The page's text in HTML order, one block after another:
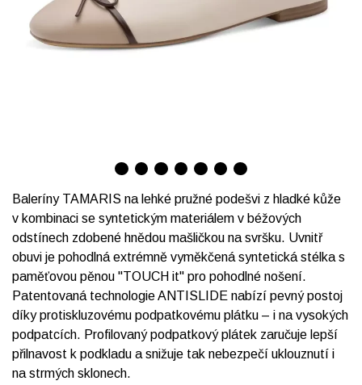
Baleríny TAMARIS na lehké pružné podešvi z hladké kůže
v kombinaci se syntetickým materiálem v béžových
odstínech zdobené hnědou mašličkou na svršku. Uvnitř
obuvi je pohodlná extrémně vyměkčená syntetická stélka s
paměťovou pěnou "TOUCH it" pro pohodlné nošení.
Patentovaná technologie ANTISLIDE nabízí pevný postoj
díky protiskluzovému podpatkovému plátku – i na vysokých
podpatcích. Profilovaný podpatkový plátek zaručuje lepší
přilnavost k podkladu a snižuje tak nebezpečí uklouznutí i
na strmých sklonech.